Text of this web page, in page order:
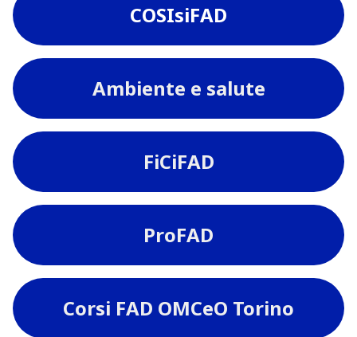
COSIsiFAD
Ambiente e salute
FiCiFAD
ProFAD
Corsi FAD OMCeO Torino